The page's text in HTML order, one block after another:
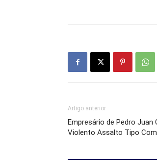
Artigo anterior
Empresário de Pedro Juan
Violento Assalto Tipo